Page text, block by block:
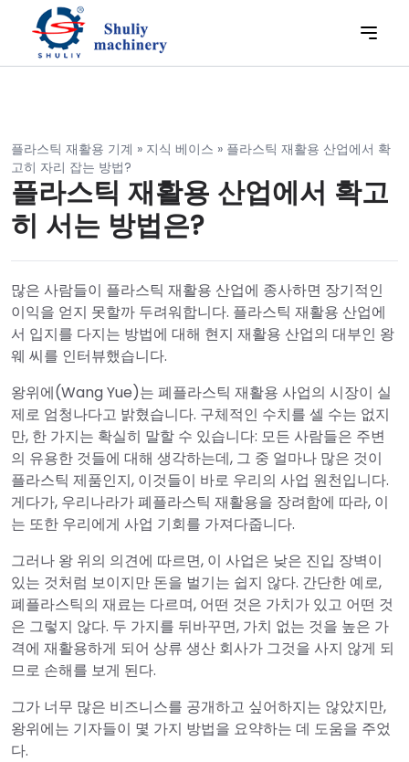
플라스틱 재활용 기계 » 지식 베이스 » 플라스틱 재활용 산업에서 확
고히 자리 잡는 방법?
플라스틱 재활용 산업에서 확고
히 서는 방법은?
많은 사람들이 플라스틱 재활용 산업에 종사하면 장기적인
이익을 얻지 못할까 두려워합니다. 플라스틱 재활용 산업에
서 입지를 다지는 방법에 대해 현지 재활용 산업의 대부인 왕
웨 씨를 인터뷰했습니다.
왕위에(Wang Yue)는 폐플라스틱 재활용 사업의 시장이 실
제로 엄청나다고 밝혔습니다. 구체적인 수치를 셀 수는 없지
만, 한 가지는 확실히 말할 수 있습니다: 모든 사람들은 주변
의 유용한 것들에 대해 생각하는데, 그 중 얼마나 많은 것이
플라스틱 제품인지, 이것들이 바로 우리의 사업 원천입니다.
게다가, 우리나라가 폐플라스틱 재활용을 장려함에 따라, 이
는 또한 우리에게 사업 기회를 가져다줍니다.
그러나 왕 위의 의견에 따르면, 이 사업은 낮은 진입 장벽이
있는 것처럼 보이지만 돈을 벌기는 쉽지 않다. 간단한 예로,
폐플라스틱의 재료는 다르며, 어떤 것은 가치가 있고 어떤 것
은 그렇지 않다. 두 가지를 뒤바꾸면, 가치 없는 것을 높은 가
격에 재활용하게 되어 상류 생산 회사가 그것을 사지 않게 되
므로 손해를 보게 된다.
그가 너무 많은 비즈니스를 공개하고 싶어하지는 않았지만,
왕위에는 기자들이 몇 가지 방법을 요약하는 데 도움을 주었
다.